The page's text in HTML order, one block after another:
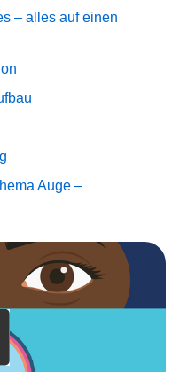
– alles auf einen
Auge –